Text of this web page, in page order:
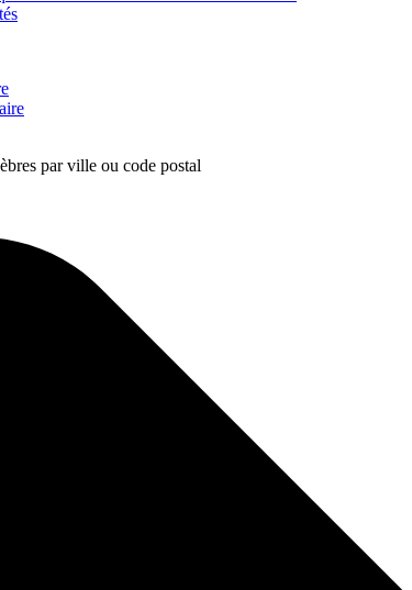
par ville ou code postal